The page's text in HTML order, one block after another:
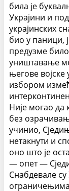
била је
Украјини и
украјинских
био у паници,
предузме
уништавање
његове
избором
Није могао да
без
учинио,
нетакнути и
оно што је
— опет —
Снабдевале